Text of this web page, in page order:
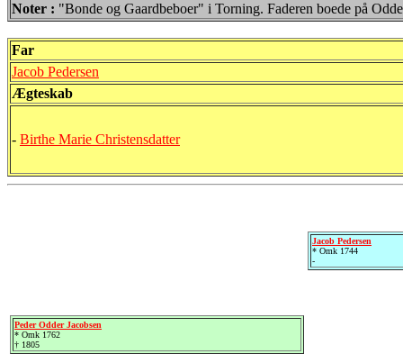
Noter : "Bonde og Gaardbeboer" i Torning. Faderen boede på
Far
Jacob Pedersen
Ægteskab
- Birthe Marie Christensdatter
Peder Odder Jacobsen
* Omk 1762
† 1805
Jacob Pedersen
* Omk 1744
-